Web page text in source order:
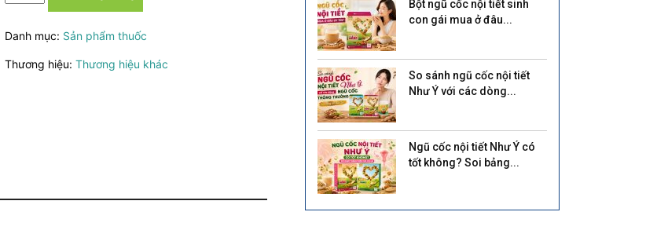
Febuday
-
trị
số
Danh mục: Sản phẩm thuốc
Thương hiệu: Thương hiệu khác
Bột ngũ cốc nội tiết sinh
con gái mua ở đâu...
So sánh ngũ cốc nội tiết
Như Ý với các dòng...
Ngũ cốc nội tiết Như Ý có
tốt không? Soi bảng...